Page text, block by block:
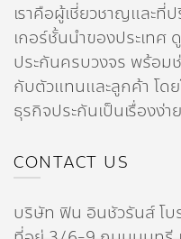
เราคือผู้เชี่ยวชาญและที่
เกอร์ชั้นนำของประเท
ประกันครบวงจร พร้อม
กับตัวแทนและลูกค้า โดย
ธุรกิจประกันเป็นเรื่องง่าย
CONTACT US
บริษัท ฟิน อินชัวรันส์ โบ